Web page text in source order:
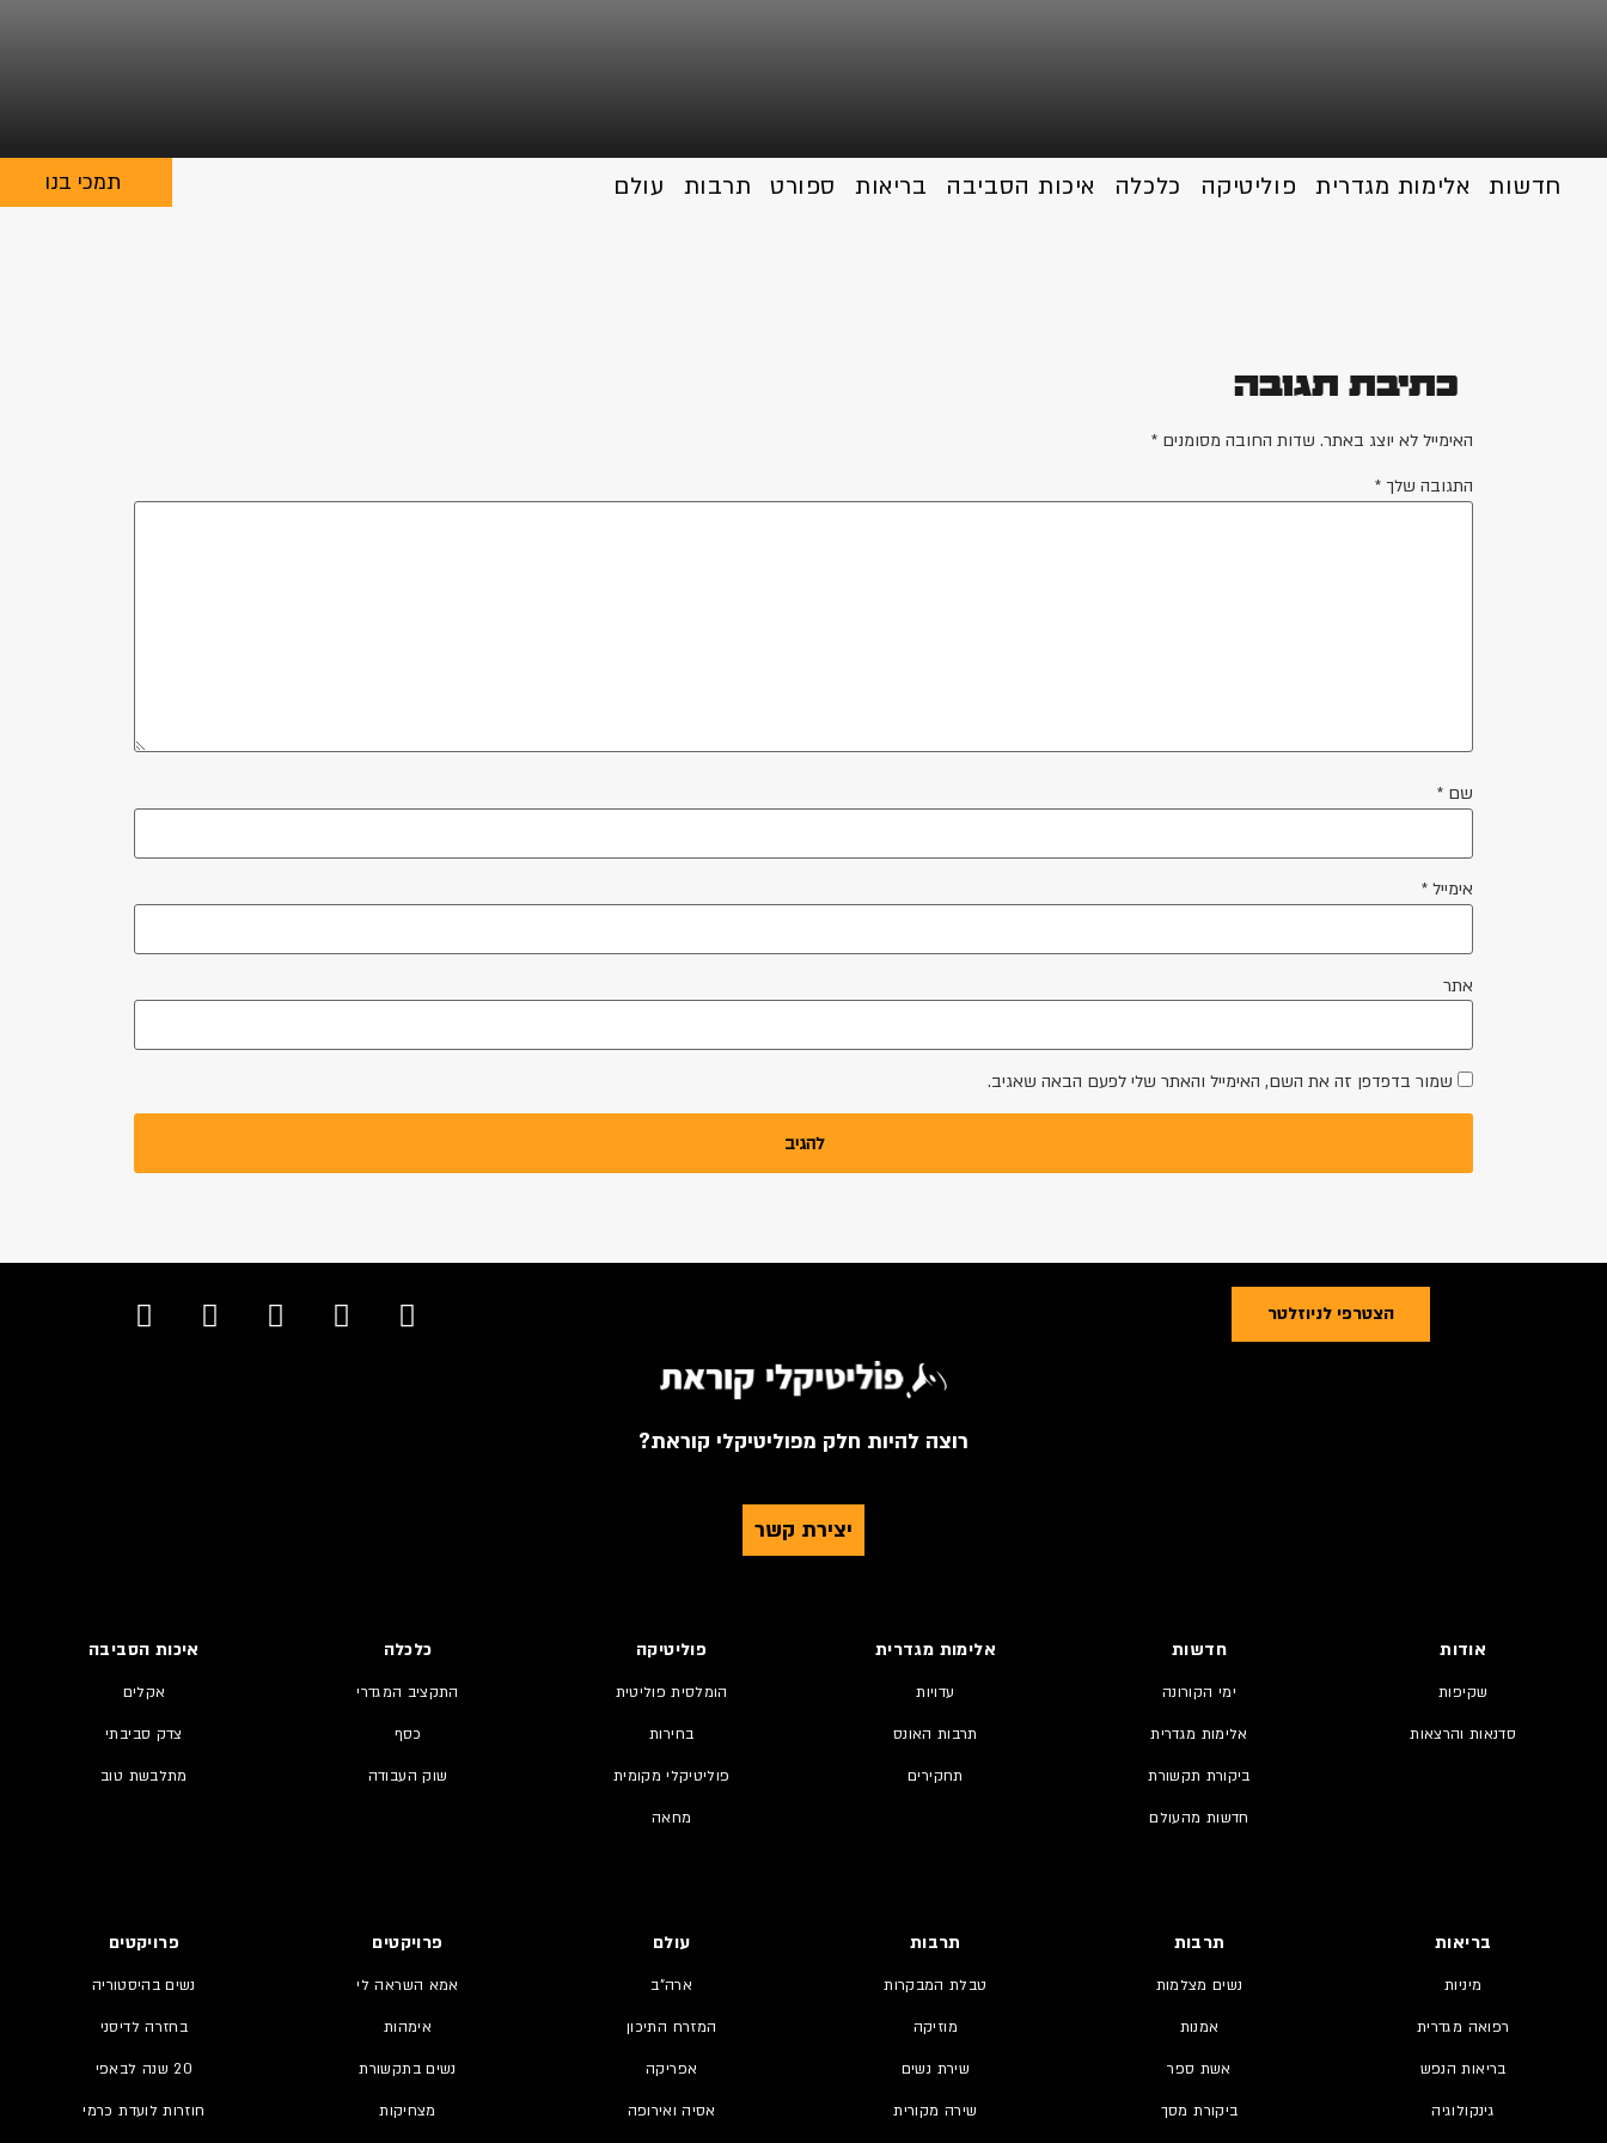
חדשות אלימות מגדרית פוליטיקה כלכלה איכות הסביבה בריאות ספורט תרבות עולם תמכי בנו
כתיבת תגובה
האימייל לא יוצג באתר. שדות החובה מסומנים *
התגובה שלך *
שם *
אימייל *
אתר
שמור בדפדפן זה את השם, האימייל והאתר שלי לפעם הבאה שאגיב.
הצטרפי לניוזלטר
רוצה להיות חלק מפוליטיקלי קוראת?
יצירת קשר
אודות
שקיפות
סדנאות והרצאות
חדשות
ימי הקורונה
אלימות מגדרית
ביקורת תקשורת
חדשות מהעולם
אלימות מגדרית
עדויות
תרבות האונס
תחקירים
פוליטיקה
הומלסית פוליטית
בחירות
פוליטיקלי מקומית
מחאה
כלכלה
התקציב המגדרי
כסף
שוק העבודה
איכות הסביבה
אקלים
צדק סביבתי
מתלבשת טוב
בריאות
מיניות
רפואה מגדרית
בריאות הנפש
גינקולוגיה
תרבות
נשים מצלמות
אמנות
אשת ספר
ביקורת מסך
תרבות
טבלת המבקרות
מוזיקה
שירת נשים
שירה מקורית
עולם
ארה"ב
המזרח התיכון
אפריקה
אסיה ואירופה
פרויקטים
אמא השראה לי
אימהות
נשים בתקשורת
מצחיקות
פרויקטים
נשים בהיסטוריה
בחזרה לדיסני
20 שנה לבאפי
חוזרות לועדת כרמי